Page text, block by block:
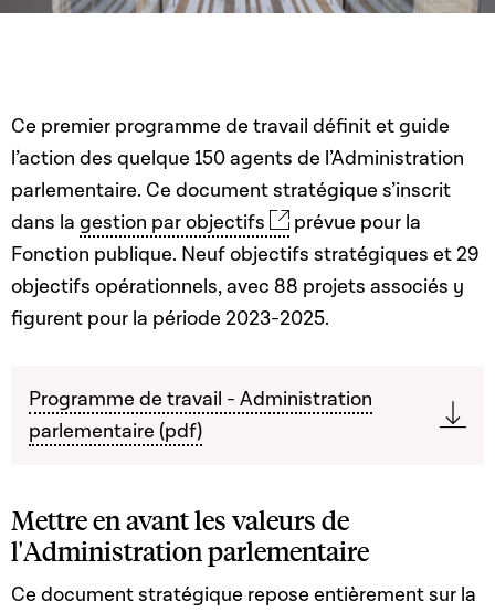
Ce premier programme de travail définit et guide
l’action des quelque 150 agents de l’Administration
parlementaire. Ce document stratégique s’inscrit
dans la gestion par objectifs
prévue pour la
Fonction publique. Neuf objectifs stratégiques et 29
objectifs opérationnels, avec 88 projets associés y
figurent pour la période 2023-2025.
Programme de travail - Administration
parlementaire (pdf)
Mettre en avant les valeurs de
l'Administration parlementaire
Ce document stratégique repose entièrement sur la